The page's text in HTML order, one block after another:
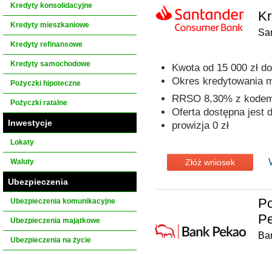
Kredyty konsolidacyjne
Kredyty mieszkaniowe
Kredyty refinansowe
Kredyty samochodowe
Pożyczki hipoteczne
Pożyczki ratalne
Inwestycje
Lokaty
Waluty
Ubezpieczenia
Ubezpieczenia komunikacyjne
Ubezpieczenia majątkowe
Ubezpieczenia na życie
Kwota od 15 000 zł
Okres kredytowania
RRSO 8,30% z
Oferta dostępna jest
prowizja 0 zł
Złóż wniosek